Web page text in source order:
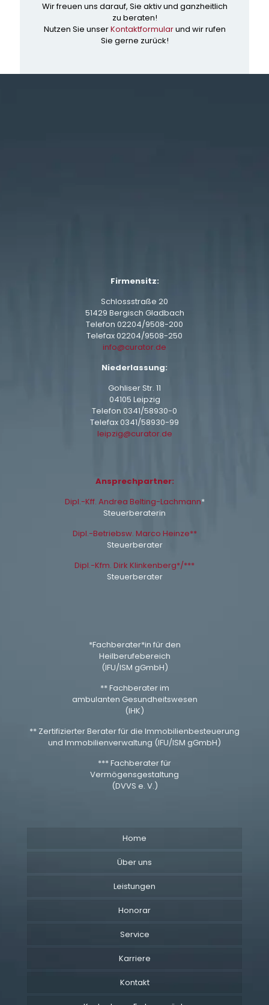
Wir freuen uns darauf, Sie aktiv und ganzheitlich
zu beraten!
Nutzen Sie unserKontaktformularund wir rufen
Sie gerne zurück!
Firmensitz:
Schlossstraße 20
51429 Bergisch Gladbach
Telefon 02204/9508-200
Telefax 02204/9508-250
info@curator.de
Niederlassung:
Gohliser Str. 11
04105 Leipzig
Telefon 0341/58930-0
Telefax 0341/58930-99
leipzig@curator.de
Ansprechpartner:
Dipl.-Kff. Andrea Belting-Lachmann*
Steuerberaterin
Dipl.-Betriebsw. Marco Heinze**
Steuerberater
Dipl.-Kfm. Dirk Klinkenberg*/***
Steuerberater
*Fachberater*in für den
Heilberufebereich
(IFU/ISM gGmbH)
** Fachberater im
ambulanten Gesundheitswesen
(IHK)
** Zertifizierter Berater für die Immobilienbesteuerung
und Immobilienverwaltung (IFU/ISM gGmbH)
*** Fachberater für
Vermögensgestaltung
(DVVS e. V.)
Home
Über uns
Leistungen
Honorar
Service
Karriere
Kontakt